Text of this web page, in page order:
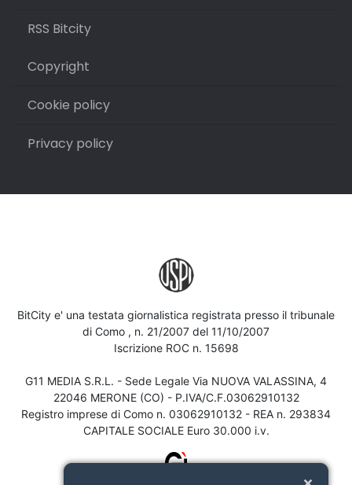
RSS Bitcity
Copyright
Cookie policy
Privacy policy
BitCity e' una testata giornalistica registrata presso il tribunale
di Como , n. 21/2007 del 11/10/2007
Iscrizione ROC n. 15698
G11 MEDIA S.R.L. - Sede Legale Via NUOVA VALASSINA, 4
22046 MERONE (CO) - P.IVA/C.F.03062910132
Registro imprese di Como n. 03062910132 - REA n. 293834
CAPITALE SOCIALE Euro 30.000 i.v.